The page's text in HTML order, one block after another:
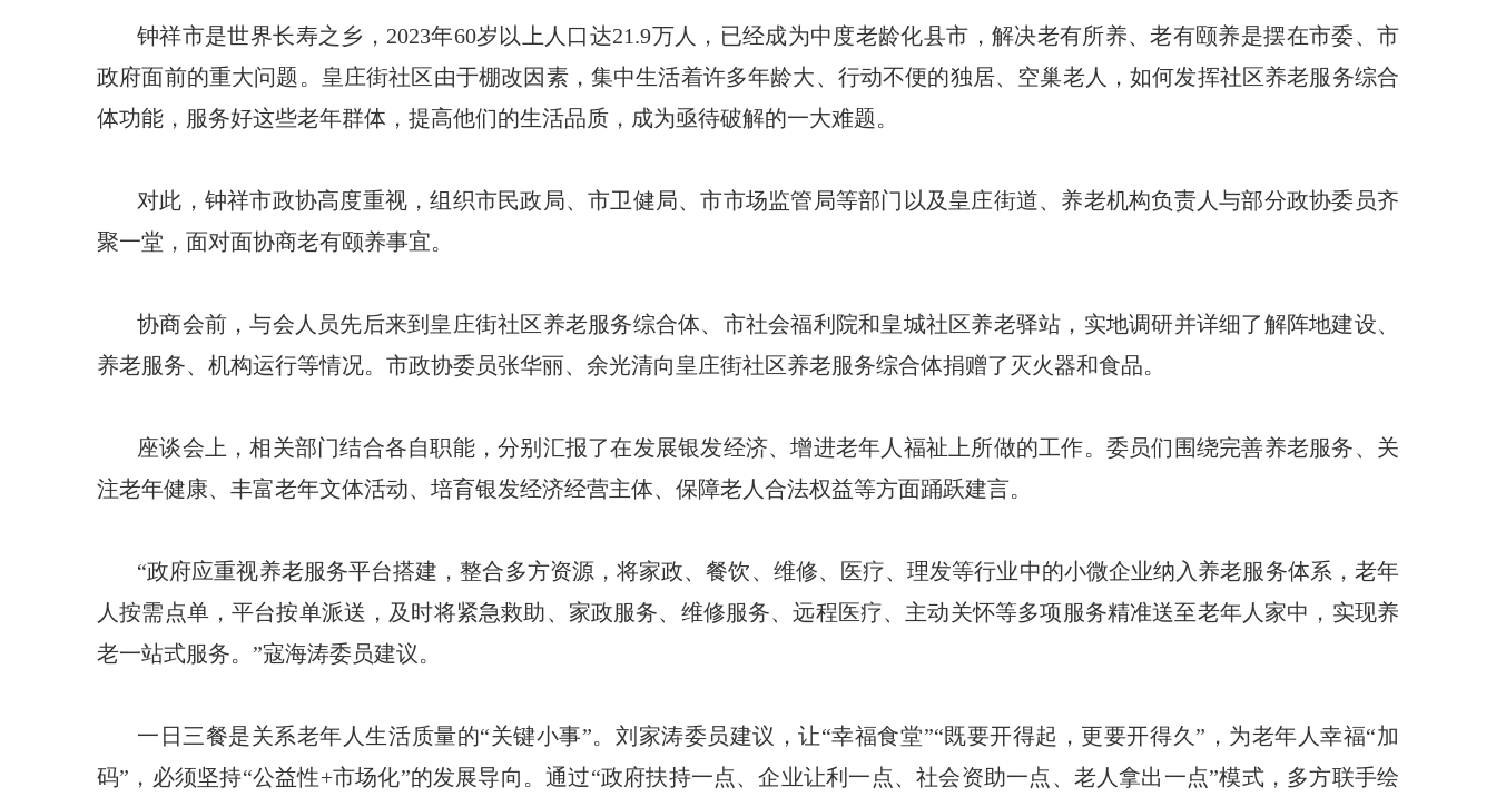
钟祥市是世界长寿之乡，2023年60岁以上人口达21.9万人，已经成为中度老龄化县市，解决老有所养、老有颐养是摆在市委、市
政府面前的重大问题。皇庄街社区由于棚改因素，集中生活着许多年龄大、行动不便的独居、空巢老人，如何发挥社区养老服务综合
体功能，服务好这些老年群体，提高他们的生活品质，成为亟待破解的一大难题。
对此，钟祥市政协高度重视，组织市民政局、市卫健局、市市场监管局等部门以及皇庄街道、养老机构负责人与部分政协委员齐
聚一堂，面对面协商老有颐养事宜。
协商会前，与会人员先后来到皇庄街社区养老服务综合体、市社会福利院和皇城社区养老驿站，实地调研并详细了解阵地建设、
养老服务、机构运行等情况。市政协委员张华丽、余光清向皇庄街社区养老服务综合体捐赠了灭火器和食品。
座谈会上，相关部门结合各自职能，分别汇报了在发展银发经济、增进老年人福祉上所做的工作。委员们围绕完善养老服务、关
注老年健康、丰富老年文体活动、培育银发经济经营主体、保障老人合法权益等方面踊跃建言。
“政府应重视养老服务平台搭建，整合多方资源，将家政、餐饮、维修、医疗、理发等行业中的小微企业纳入养老服务体系，老年
人按需点单，平台按单派送，及时将紧急救助、家政服务、维修服务、远程医疗、主动关怀等多项服务精准送至老年人家中，实现养
老一站式服务。”寇海涛委员建议。
一日三餐是关系老年人生活质量的“关键小事”。刘家涛委员建议，让“幸福食堂”“既要开得起，更要开得久”，为老年人幸福“加
码”，必须坚持“公益性+市场化”的发展导向。通过“政府扶持一点、企业让利一点、社会资助一点、老人拿出一点”模式，多方联手绘